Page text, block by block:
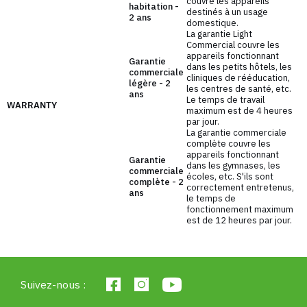
d'UpForm est sa modularité - des tours qui relient
plusieurs appareils. La ligne Upform F ne présente
pas une solution rigide. La ligne offre la possibilité
de choisir des machines qui s'intègrent
parfaitement dans le concept du centre de fitness.
Grâce à leur conception modulaire, les machines
UpForm peuvent être configurées en fonction des
besoins et des possibilités de chacun.
WARRANTY
habitation -
2 ans
destinés à un usage
domestique.
Garantie
commerciale
légère - 2
ans
La garantie Light
Commercial couvre les
appareils fonctionnant
dans les petits hôtels, les
cliniques de rééducation,
les centres de santé, etc.
Le temps de travail
maximum est de 4 heures
par jour.
Garantie
commerciale
complète - 2
ans
La garantie commerciale
complète couvre les
appareils fonctionnant
dans les gymnases, les
écoles, etc. S'ils sont
correctement entretenus,
le temps de
fonctionnement maximum
est de 12 heures par jour.
Suivez-nous :